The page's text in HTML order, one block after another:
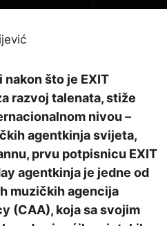
što je EXIT
razvoj talenata, stiže
nivou –
agentkinja svijeta,
prvu potpisnicu EXIT
agentkinja je jedne od
muzičkih agencija
(CAA), koja sa svojim